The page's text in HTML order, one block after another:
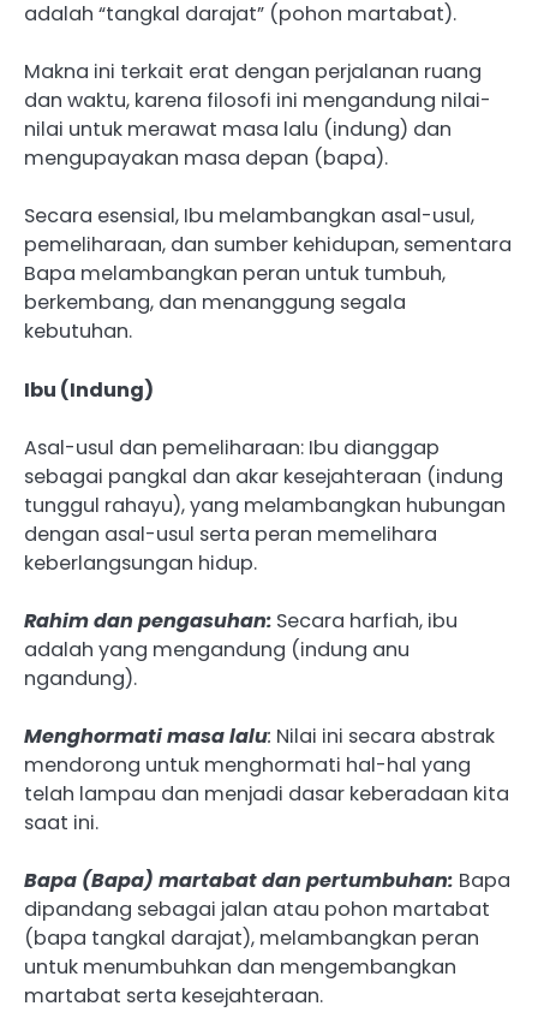
adalah “tangkal darajat” (pohon martabat).
Makna ini terkait erat dengan perjalanan ruang
dan waktu, karena filosofi ini mengandung nilai-
nilai untuk merawat masa lalu (indung) dan
mengupayakan masa depan (bapa).
Secara esensial, Ibu melambangkan asal-usul,
pemeliharaan, dan sumber kehidupan, sementara
Bapa melambangkan peran untuk tumbuh,
berkembang, dan menanggung segala
kebutuhan.
Ibu (Indung)
Asal-usul dan pemeliharaan: Ibu dianggap
sebagai pangkal dan akar kesejahteraan (indung
tunggul rahayu), yang melambangkan hubungan
dengan asal-usul serta peran memelihara
keberlangsungan hidup.
Rahim dan pengasuhan: Secara harfiah, ibu
adalah yang mengandung (indung anu
ngandung).
Menghormati masa lalu: Nilai ini secara abstrak
mendorong untuk menghormati hal-hal yang
telah lampau dan menjadi dasar keberadaan kita
saat ini.
Bapa (Bapa) martabat dan pertumbuhan: Bapa
dipandang sebagai jalan atau pohon martabat
(bapa tangkal darajat), melambangkan peran
untuk menumbuhkan dan mengembangkan
martabat serta kesejahteraan.